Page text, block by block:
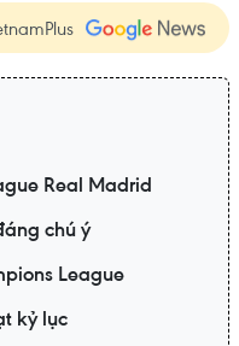
Real Madrid
chú ý
League
kỷ lục